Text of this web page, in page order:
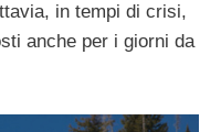
in tempi di crisi,
anche per i giorni da